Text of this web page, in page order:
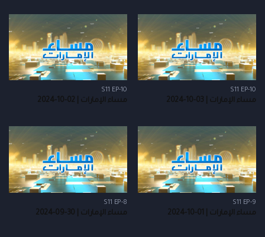
S11 EP-10
مساء الإمارات | 03-10-2024
S11 EP-10
مساء الإمارات | 02-10-2024
S11 EP-9
مساء الإمارات | 01-10-2024
S11 EP-8
مساء الإمارات | 30-09-2024